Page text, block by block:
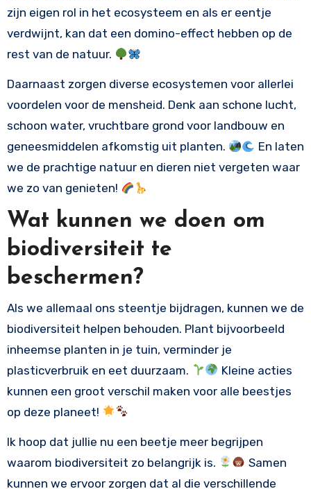
zijn eigen rol in het ecosysteem en als er eentje
verdwijnt, kan dat een domino-effect hebben op de
rest van de natuur.
Daarnaast zorgen diverse ecosystemen voor allerlei
voordelen voor de mensheid. Denk aan schone lucht,
schoon water, vruchtbare grond voor landbouw en
geneesmiddelen afkomstig uit planten.
En laten
we de prachtige natuur en dieren niet vergeten waar
we zo van genieten!
Wat kunnen we doen om
biodiversiteit te
beschermen?
Als we allemaal ons steentje bijdragen, kunnen we de
biodiversiteit helpen behouden. Plant bijvoorbeeld
inheemse planten in je tuin, verminder je
plasticverbruik en eet duurzaam.
Kleine acties
kunnen een groot verschil maken voor alle beestjes
op deze planeet!
Ik hoop dat jullie nu een beetje meer begrijpen
waarom biodiversiteit zo belangrijk is.
Samen
kunnen we ervoor zorgen dat al die verschillende